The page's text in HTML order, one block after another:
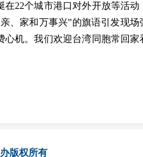
22个城市港口对外开放等活动
、家和万事兴”的旗语引发现
机。我们欢迎台湾同胞常回
版权所有